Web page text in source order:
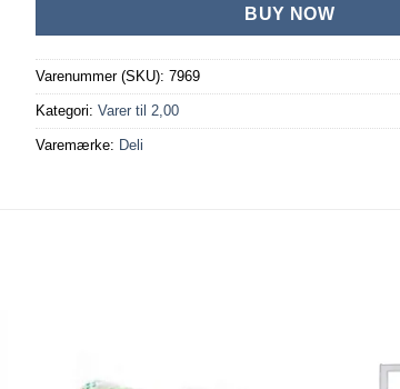
BUY NOW
Varenummer (SKU): 7969
Kategori: Varer til 2,00
Varemærke: Deli